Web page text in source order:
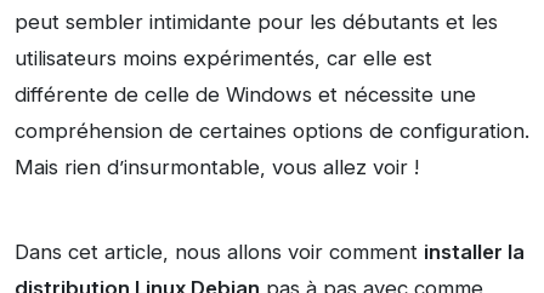
peut sembler intimidante pour les débutants et les
utilisateurs moins expérimentés, car elle est
différente de celle de Windows et nécessite une
compréhension de certaines options de configuration.
Mais rien d’insurmontable, vous allez voir !
Dans cet article, nous allons voir comment installer la